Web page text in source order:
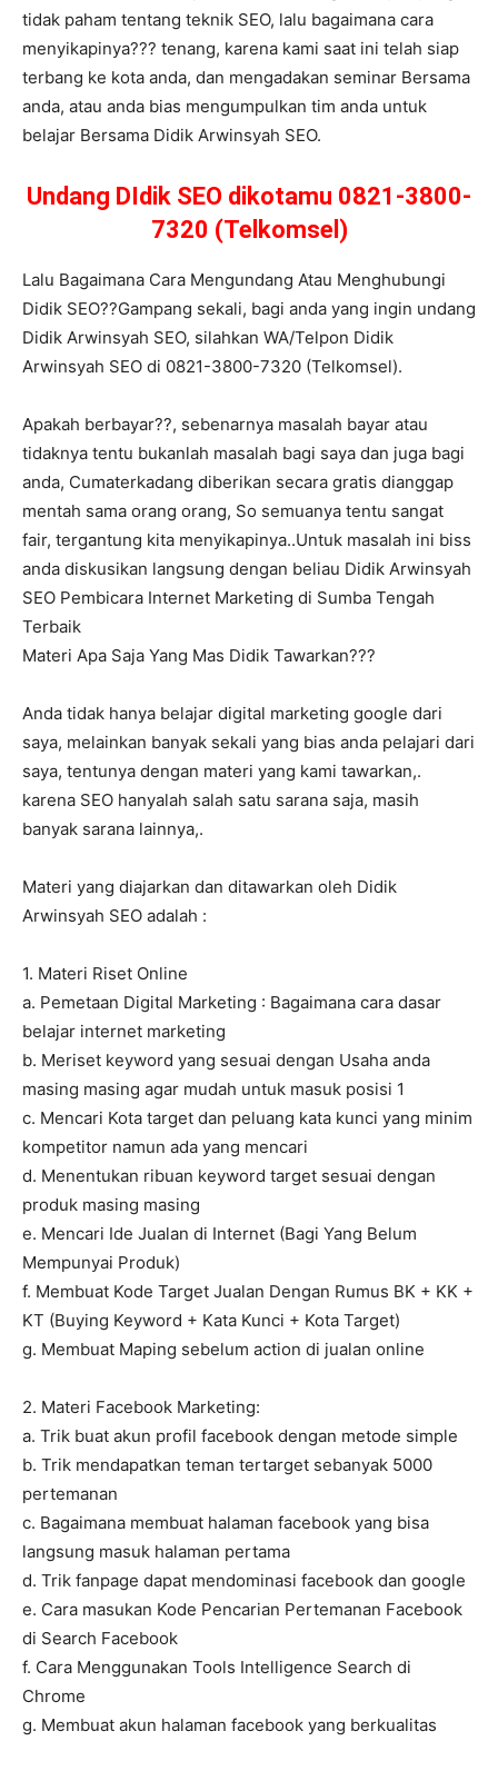
tidak paham tentang teknik SEO, lalu bagaimana cara
menyikapinya??? tenang, karena kami saat ini telah siap
terbang ke kota anda, dan mengadakan seminar Bersama
anda, atau anda bias mengumpulkan tim anda untuk
belajar Bersama Didik Arwinsyah SEO.
Undang DIdik SEO dikotamu 0821-3800-
7320 (Telkomsel)
Lalu Bagaimana Cara Mengundang Atau Menghubungi
Didik SEO??Gampang sekali, bagi anda yang ingin undang
Didik Arwinsyah SEO, silahkan WA/Telpon Didik
Arwinsyah SEO di 0821-3800-7320 (Telkomsel).
Apakah berbayar??, sebenarnya masalah bayar atau
tidaknya tentu bukanlah masalah bagi saya dan juga bagi
anda, Cumaterkadang diberikan secara gratis dianggap
mentah sama orang orang, So semuanya tentu sangat
fair, tergantung kita menyikapinya..Untuk masalah ini biss
anda diskusikan langsung dengan beliau Didik Arwinsyah
SEO Pembicara Internet Marketing di Sumba Tengah
Terbaik
Materi Apa Saja Yang Mas Didik Tawarkan???
Anda tidak hanya belajar digital marketing google dari
saya, melainkan banyak sekali yang bias anda pelajari dari
saya, tentunya dengan materi yang kami tawarkan,.
karena SEO hanyalah salah satu sarana saja, masih
banyak sarana lainnya,.
Materi yang diajarkan dan ditawarkan oleh Didik
Arwinsyah SEO adalah :
1. Materi Riset Online
a. Pemetaan Digital Marketing : Bagaimana cara dasar
belajar internet marketing
b. Meriset keyword yang sesuai dengan Usaha anda
masing masing agar mudah untuk masuk posisi 1
c. Mencari Kota target dan peluang kata kunci yang minim
kompetitor namun ada yang mencari
d. Menentukan ribuan keyword target sesuai dengan
produk masing masing
e. Mencari Ide Jualan di Internet (Bagi Yang Belum
Mempunyai Produk)
f. Membuat Kode Target Jualan Dengan Rumus BK + KK +
KT (Buying Keyword + Kata Kunci + Kota Target)
g. Membuat Maping sebelum action di jualan online
2. Materi Facebook Marketing:
a. Trik buat akun profil facebook dengan metode simple
b. Trik mendapatkan teman tertarget sebanyak 5000
pertemanan
c. Bagaimana membuat halaman facebook yang bisa
langsung masuk halaman pertama
d. Trik fanpage dapat mendominasi facebook dan google
e. Cara masukan Kode Pencarian Pertemanan Facebook
di Search Facebook
f. Cara Menggunakan Tools Intelligence Search di
Chrome
g. Membuat akun halaman facebook yang berkualitas